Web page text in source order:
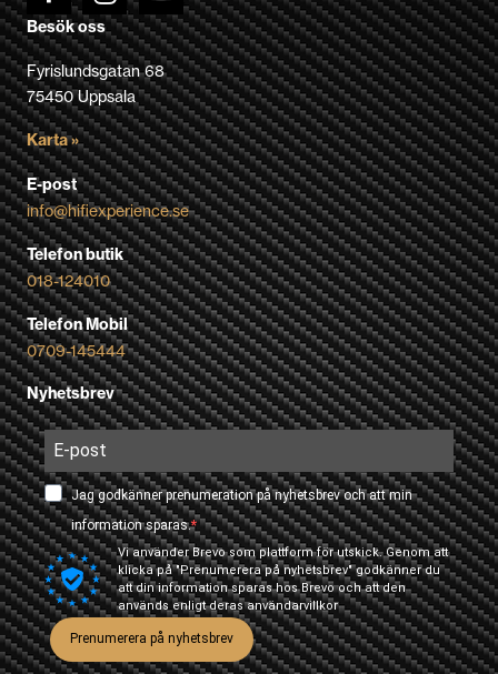
Besök oss
Fyrislundsgatan 68
75450 Uppsala
Karta »
E-post
info@hifiexperience.se
Telefon butik
018-124010
Telefon Mobil
0709-145444
Nyhetsbrev
Jag godkänner prenumeration på nyhetsbrev och att min
information sparas.
Vi använder Brevo som plattform för utskick. Genom att
klicka på "Prenumerera på nyhetsbrev" godkänner du
att din information sparas hos Brevo och att den
används enligt derasanvändarvillkor
Prenumerera på nyhetsbrev